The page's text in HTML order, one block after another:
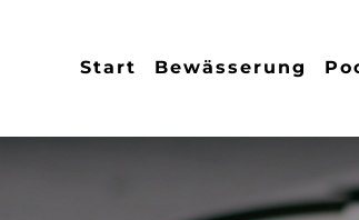
Start Bewässerung